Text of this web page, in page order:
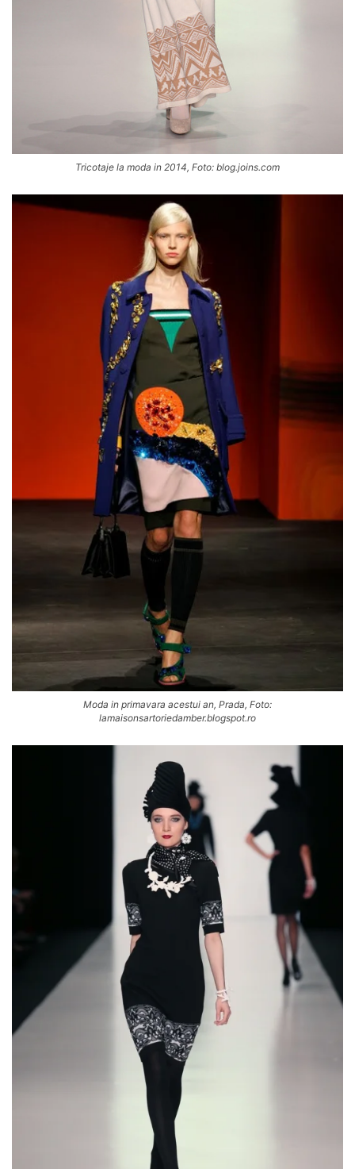
Tricotaje la moda in 2014, Foto: blog.joins.com
Moda in primavara acestui an, Prada, Foto:
lamaisonsartoriedamber.blogspot.ro